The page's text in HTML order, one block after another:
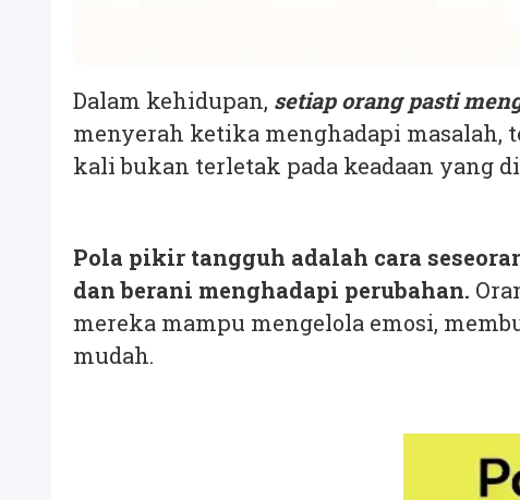
Dalam kehidupan, setiap orang pasti
menyerah ketika menghadapi masalah,
kali bukan terletak pada keadaan yang
Pola pikir tangguh adalah cara
dan berani menghadapi perubahan.
mereka mampu mengelola emosi,
mudah.